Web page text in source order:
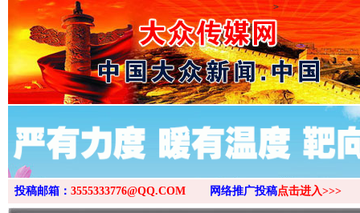
>
投稿邮箱： 3555333776@QQ.COM 网络推广投稿点击进入>>>
“后车司机肯定在骂我” 全民健